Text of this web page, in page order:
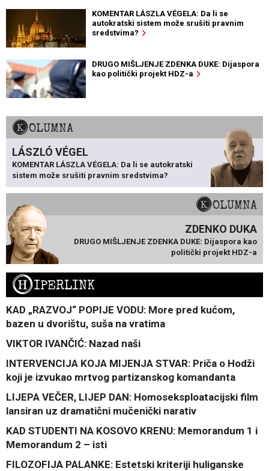
KOMENTAR LÁSZLA VÉGELA: Da li se
autokratski sistem može srušiti pravnim
sredstvima?
DRUGO MIŠLJENJE ZDENKA DUKE: Dijaspora
kao politički projekt HDZ-a
KOLUMNA
LÁSZLÓ VÉGEL
KOMENTAR LÁSZLA VÉGELA: Da li se autokratski
sistem može srušiti pravnim sredstvima?
KOLUMNA
ZDENKO DUKA
DRUGO MIŠLJENJE ZDENKA DUKE: Dijaspora kao
politički projekt HDZ-a
HIPERLINK
KAD „RAZVOJ“ POPIJE VODU: More pred kućom,
bazen u dvorištu, suša na vratima
VIKTOR IVANČIĆ: Nazad naši
INTERVENCIJA KOJA MIJENJA STVAR: Priča o Hodži
koji je izvukao mrtvog partizanskog komandanta
LIJEPA VEČER, LIJEP DAN: Homoseksploatacijski film
lansiran uz dramatični mučenički narativ
KAD STUDENTI NA KOSOVO KRENU: Memorandum 1 i
Memorandum 2 – isti
FILOZOFIJA PALANKE: Estetski kriteriji huliganske